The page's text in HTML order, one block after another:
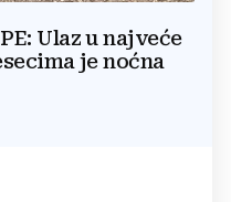
Ulaz u najveće
je noćna